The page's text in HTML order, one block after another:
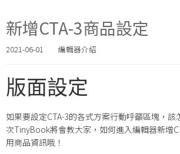
新增CTA-3商品設定
2021-06-01 編輯器介紹
版面設定
如果要設定CTA-3的各式方案行動呼籲區塊，該
次TinyBook將會教大家，如何進入編輯器新增
用商品資訊哦！